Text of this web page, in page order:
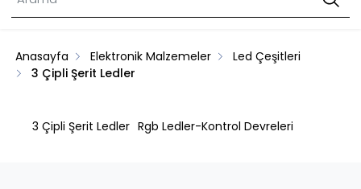
Anasayfa Elektronik Malzemeler
Led Çeşitleri
3 Çipli Şerit Ledler
3 Çipli Şerit Ledler Rgb Ledler-Kontrol Devreleri